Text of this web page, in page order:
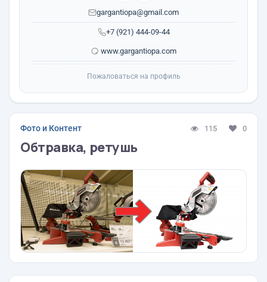
+7 (921) 444-09-44
gargantiopa@gmail.com
www.gargantiopa.com
Пожаловаться на профиль
Фото и Контент 115 0
Обтравка, ретушь